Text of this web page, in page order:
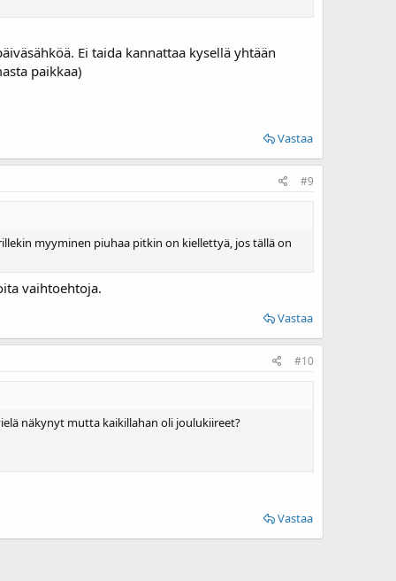
Ei taida kannattaa kysellä yhtään
paikkaa)
Vastaa
#9
myyminen piuhaa pitkin on kiellettyä, jos tällä on
vaihtoehtoja.
Vastaa
#10
näkynyt mutta kaikillahan oli joulukiireet?
Vastaa